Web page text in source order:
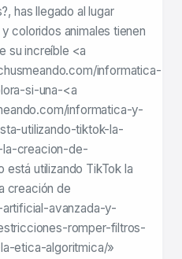
has llegado al lugar
coloridos animales tienen
su increíble <a
informatica-
si-una-<a
informatica-y-
utilizando-tiktok-la-
la-creacion-de-
utilizando TikTok la
creación de
avanzada-y-
romper-filtros-
etica-algoritmica/»